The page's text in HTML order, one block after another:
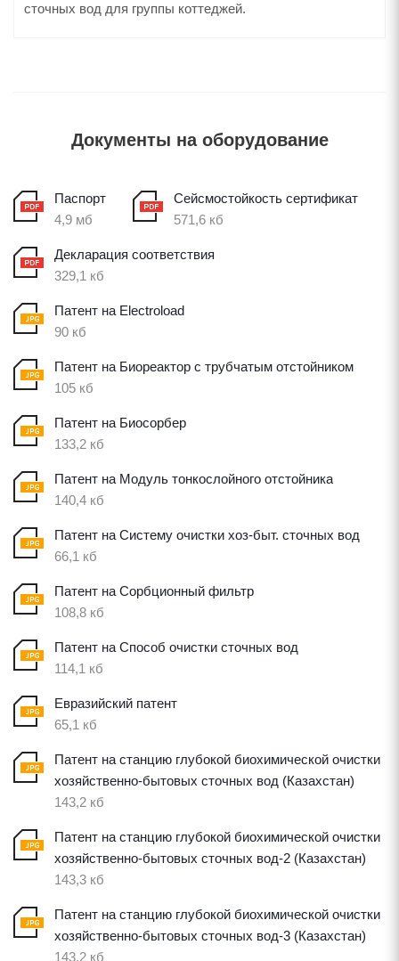
сточных вод для группы коттеджей.
Документы на оборудование
Паспорт
4,9 мб
Сейсмостойкость сертификат
571,6 кб
Декларация соответствия
329,1 кб
Патент на Electroload
90 кб
Патент на Биореактор с трубчатым отстойником
105 кб
Патент на Биосорбер
133,2 кб
Патент на Модуль тонкослойного отстойника
140,4 кб
Патент на Систему очистки хоз-быт. сточных вод
66,1 кб
Патент на Сорбционный фильтр
108,8 кб
Патент на Способ очистки сточных вод
114,1 кб
Евразийский патент
65,1 кб
Патент на станцию глубокой биохимической очистки
хозяйственно-бытовых сточных вод (Казахстан)
143,2 кб
Патент на станцию глубокой биохимической очистки
хозяйственно-бытовых сточных вод-2 (Казахстан)
143,3 кб
Патент на станцию глубокой биохимической очистки
хозяйственно-бытовых сточных вод-3 (Казахстан)
143,2 кб